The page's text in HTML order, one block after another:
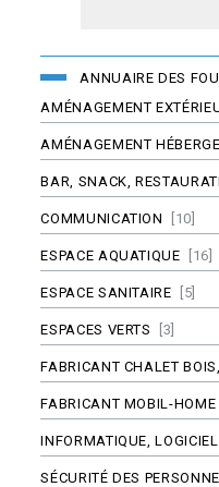
ANNUAIRE DES
AMÉNAGEMENT
AMÉNAGEMENT
BAR, SNACK,
COMMUNICATION [10]
ESPACE AQUATIQUE [16]
ESPACE SANITAIRE [5]
ESPACES VERTS [3]
FABRICANT CHALET
FABRICANT MOBIL-HOME
INFORMATIQUE, LOGICIEL
SÉCURITÉ DES